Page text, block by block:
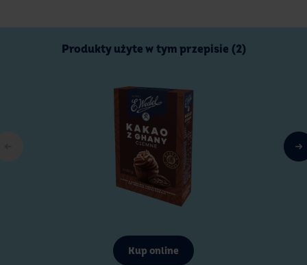
Produkty użyte w tym przepisie (2)
Kup online